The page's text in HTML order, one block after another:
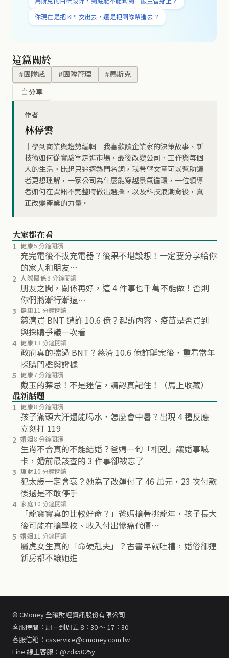
你現在是把 KPI 交出去，還是把團隊帶進去？
這篇關於
#團隊感 #團隊管理
#馬斯克
分享
作者
林停雲
｜學到商業與趨勢編輯｜我喜歡讀企業家的決策故事、新
技術如何從實驗室走進市場，最後改變公司、工作與每個
人的生活。比起只追逐熱門名詞，我希望文章可以幫助讀
者更想理解，一家公司為什麼能穿越景氣循環，一位領導
者如何在資訊不完整時做出選擇，以及科技浪潮背後，真
正改變產業的力量。
大家都在看
1 健康5 分鐘閱讀
充完電後不拔充電器？後果不堪設想！一定要分享給你
的家人和朋友…
2 人際關係8 分鐘閱讀
朋友之間，關係再好，這 4 件事也千萬不能做！否則
你們將漸行漸遠…
3 健康11 分鐘閱讀
慈濟買 BNT 遭詐 10.6 億？起訴內容、疫苗是否買到
與採購爭議一次看
4 健康13 分鐘閱讀
政府真的擋過 BNT？慈濟 10.6 億詐騙案後，重看當年
採購門檻與證據
5 健康7 分鐘閱讀
戴玉的禁忌！不是迷信，請認真記住！（馬上收藏）
最新話題
1 健康8 分鐘閱讀
孩子滿頭大汗還能喝水，怎麼會中暑？出現 4 種反應
立刻打 119
2 婚姻8 分鐘閱讀
生肖不合真的不能結婚？爸媽一句「相剋」讓婚事喊
卡，婚前最該查的 3 件事卻被忘了
3 理財10 分鐘閱讀
犯太歲一定會衰？她為了改運付了 46 萬元，23 次付款
後還是不敢停手
4 家庭10 分鐘閱讀
「龍寶寶真的比較好命？」爸媽搶著挑龍年，孩子長大
後可能在搶學校、收入付出慘痛代價…
5 婚姻11 分鐘閱讀
屬虎女生真的「命硬剋夫」？古書早就吐槽，婚俗卻連
新房都不讓她進
© CMoney 全曜財經資訊股份有限公司
客服時間：周一到周五 8：30 ～ 17：30
客服信箱：csservice@cmoney.com.tw
Line 線上客服：@zdx5025y